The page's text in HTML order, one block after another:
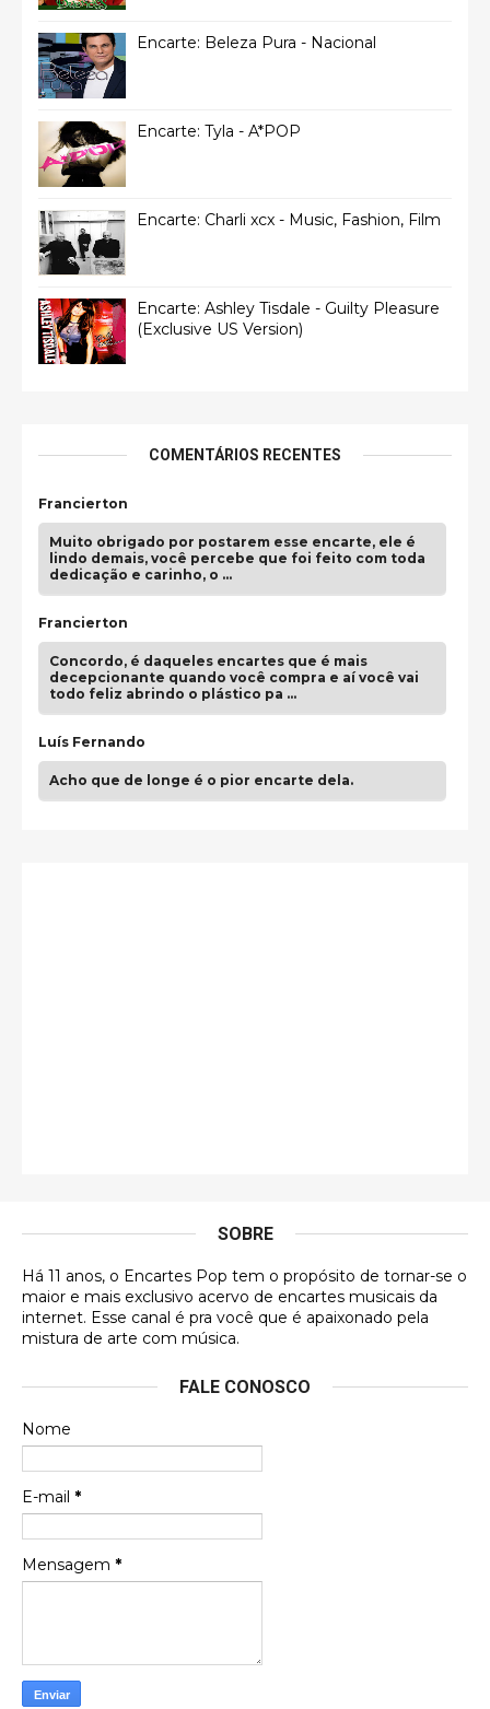
Encarte: Beleza Pura - Nacional
Encarte: Tyla - A*POP
Encarte: Charli xcx - Music, Fashion, Film
Encarte: Ashley Tisdale - Guilty Pleasure
(Exclusive US Version)
COMENTÁRIOS RECENTES
Francierton
Muito obrigado por postarem esse encarte, ele é
lindo demais, você percebe que foi feito com toda
dedicação e carinho, o …
Francierton
Concordo, é daqueles encartes que é mais
decepcionante quando você compra e aí você vai
todo feliz abrindo o plástico pa …
Luís Fernando
Acho que de longe é o pior encarte dela.
DVD MIDINHO
Francierton
futuras aquisições, e olhando o encarte aqui, me
Francierton
Espero que tenham sentido minha falta, informo
que estou de volta para trazer mais contribuições
SOBRE
Há 11 anos, o Encartes Pop tem o propósito de tornar-se o
maior e mais exclusivo acervo de encartes musicais da
internet. Esse canal é pra você que é apaixonado pela
mistura de arte com música.
FALE CONOSCO
Nome
E-mail *
Mensagem *